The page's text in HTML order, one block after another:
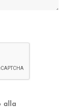
alla